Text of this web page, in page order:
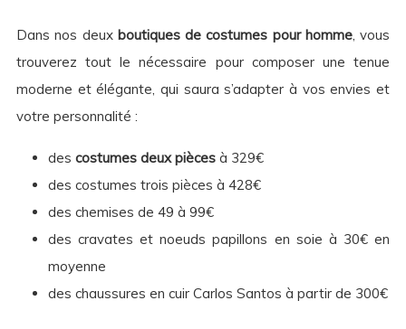
Dans nos deux boutiques de costumes pour homme, vous
trouverez tout le nécessaire pour composer une tenue
moderne et élégante, qui saura s’adapter à vos envies et
votre personnalité :
des costumes deux pièces à 329€
des costumes trois pièces à 428€
des chemises de 49 à 99€
des cravates et noeuds papillons en soie à 30€ en
moyenne
des chaussures en cuir Carlos Santos à partir de 300€